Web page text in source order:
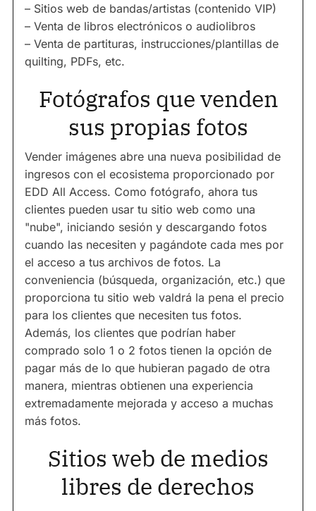
– Sitios web de bandas/artistas (contenido VIP)
– Venta de libros electrónicos o audiolibros
– Venta de partituras, instrucciones/plantillas de
quilting, PDFs, etc.
Fotógrafos que venden
sus propias fotos
Vender imágenes abre una nueva posibilidad de
ingresos con el ecosistema proporcionado por
EDD All Access. Como fotógrafo, ahora tus
clientes pueden usar tu sitio web como una
"nube", iniciando sesión y descargando fotos
cuando las necesiten y pagándote cada mes por
el acceso a tus archivos de fotos. La
conveniencia (búsqueda, organización, etc.) que
proporciona tu sitio web valdrá la pena el precio
para los clientes que necesiten tus fotos.
Además, los clientes que podrían haber
comprado solo 1 o 2 fotos tienen la opción de
pagar más de lo que hubieran pagado de otra
manera, mientras obtienen una experiencia
extremadamente mejorada y acceso a muchas
más fotos.
Sitios web de medios
libres de derechos